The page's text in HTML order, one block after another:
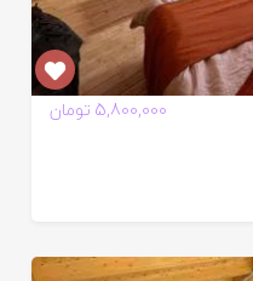
5,800,000 تومان